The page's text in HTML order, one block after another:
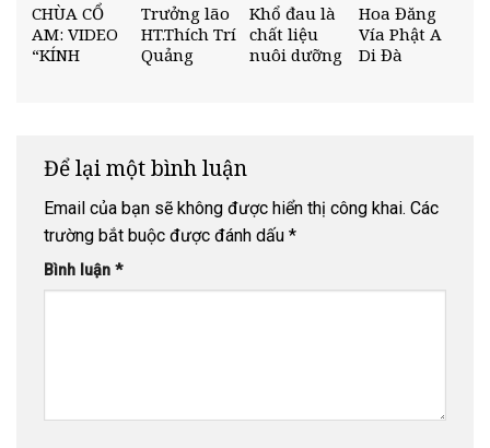
CHÙA CỔ
AM: VIDEO
“KÍNH
DL.2022”.
Trưởng lão
HT.Thích Trí
Quảng
Khổ đau là
chất liệu
nuôi dưỡng
Hoa Đăng
Vía Phật A
Di Đà
Để lại một bình luận
Email của bạn sẽ không được hiển thị công khai. Các
trường bắt buộc được đánh dấu *
Bình luận *